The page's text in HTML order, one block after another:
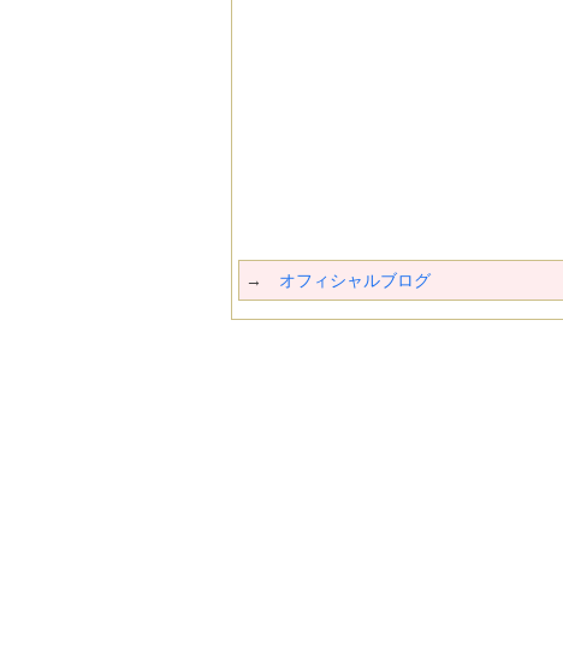
→ オフィシャルブログ